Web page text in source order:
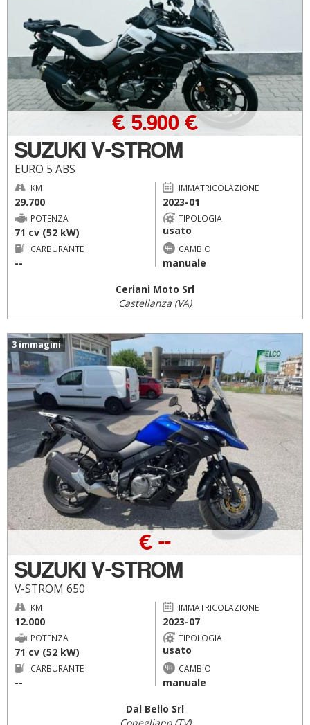
SUZUKI V-STROM
EURO 5 ABS
€ 5.900 €
KM
29.700
IMMATRICOLAZIONE
2023-01
POTENZA
71 cv (52 kW)
TIPOLOGIA
usato
CARBURANTE
--
CAMBIO
manuale
Ceriani Moto Srl
Castellanza (VA)
3 immagini
SUZUKI V-STROM
V-STROM 650
€ --
KM
12.000
IMMATRICOLAZIONE
2023-07
POTENZA
71 cv (52 kW)
TIPOLOGIA
usato
CARBURANTE
--
CAMBIO
manuale
Dal Bello Srl